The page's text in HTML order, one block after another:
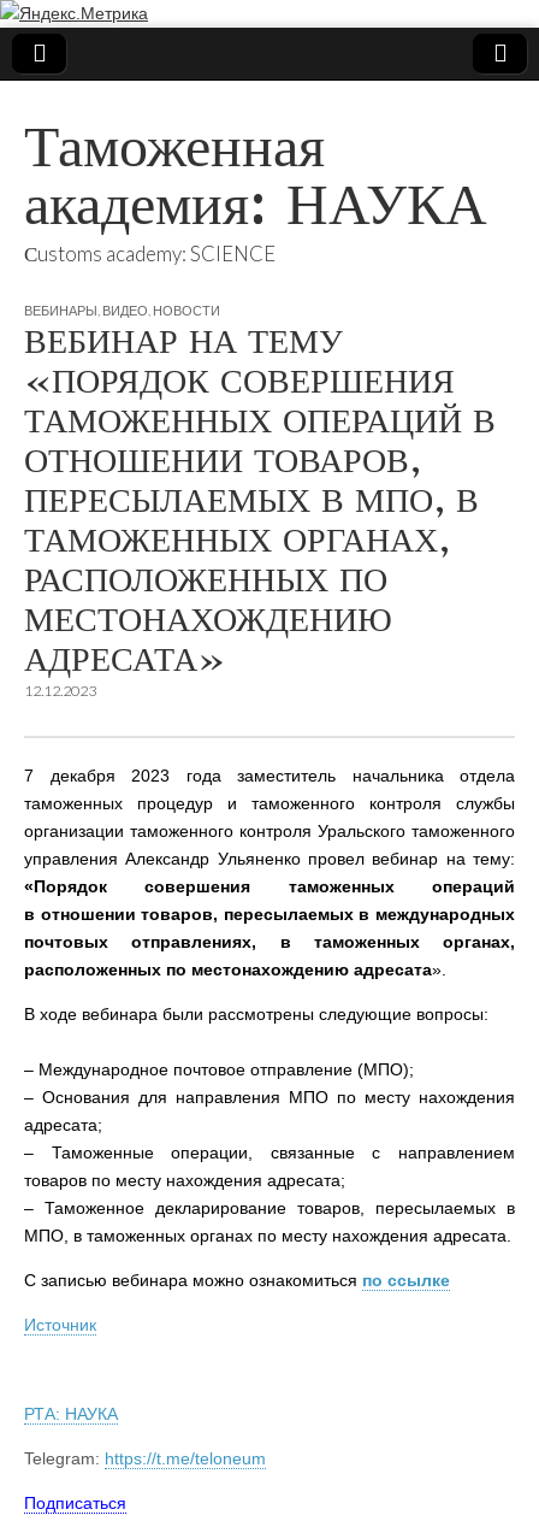
Таможенная
академия: НАУКА
Сustoms academy: SCIENCE
ВЕБИНАРЫ ВИДЕО НОВОСТИ
ВЕБИНАР НА ТЕМУ
«ПОРЯДОК СОВЕРШЕНИЯ
ТАМОЖЕННЫХ ОПЕРАЦИЙ В
ОТНОШЕНИИ ТОВАРОВ,
ПЕРЕСЫЛАЕМЫХ В МПО, В
ТАМОЖЕННЫХ ОРГАНАХ,
РАСПОЛОЖЕННЫХ ПО
МЕСТОНАХОЖДЕНИЮ
АДРЕСАТА»
12.12.2023
7 декабря 2023 года заместитель начальника отдела
таможенных процедур и таможенного контроля службы
организации таможенного контроля Уральского таможенного
управления Александр Ульяненко провел вебинар на тему:
«Порядок совершения таможенных операций
в отношении товаров, пересылаемых в международных
почтовых отправлениях, в таможенных органах,
расположенных по местонахождению адресата».
В ходе вебинара были рассмотрены следующие вопросы:
– Международное почтовое отправление (МПО);
– Основания для направления МПО по месту нахождения
адресата;
– Таможенные операции, связанные с направлением
товаров по месту нахождения адресата;
– Таможенное декларирование товаров, пересылаемых в
МПО, в таможенных органах по месту нахождения адресата.
С записью вебинара можно ознакомиться по ссылке
Источник
РТА: НАУКА
Telegram: https://t.me/teloneum
Подписаться